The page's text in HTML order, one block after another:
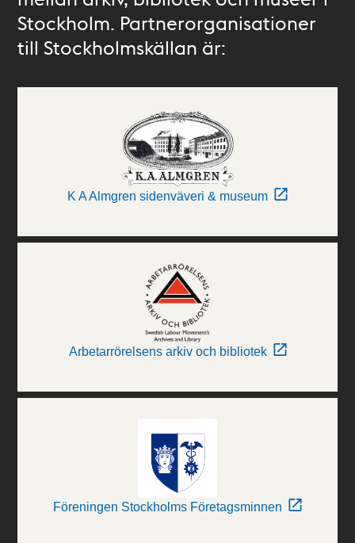
Stockholm. Partnerorganisationer
till Stockholmskällan är:
K A Almgren sidenväveri & museum
Arbetarrörelsens arkiv och bibliotek
Föreningen Stockholms Företagsminnen